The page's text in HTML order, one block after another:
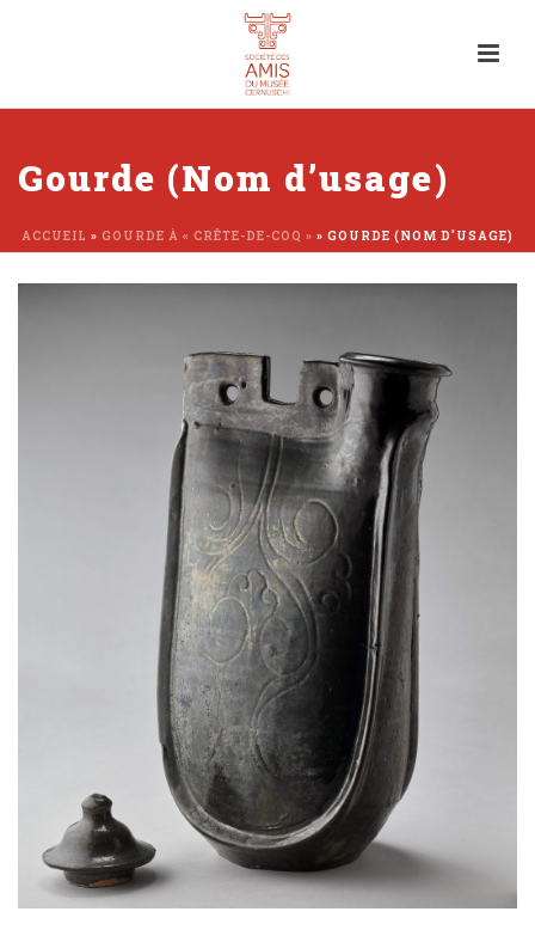
Gourde (Nom d’usage)
ACCUEIL » GOURDE À « CRÊTE-DE-COQ » » GOURDE (NOM D’USAGE)